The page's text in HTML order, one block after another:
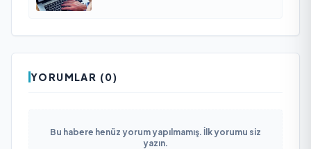
YORUMLAR (0)
Bu habere henüz yorum yapılmamış. İlk yorumu siz
yazın.